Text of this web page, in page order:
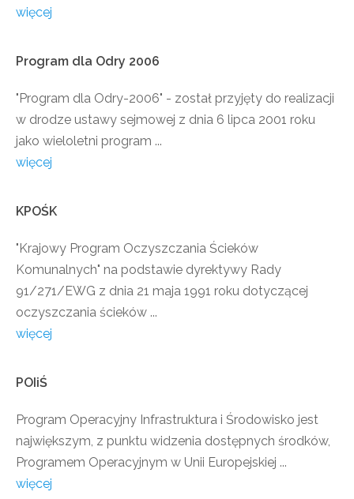
więcej
Program dla Odry 2006
"Program dla Odry-2006" - został przyjęty do realizacji
w drodze ustawy sejmowej z dnia 6 lipca 2001 roku
jako wieloletni program ...
więcej
KPOŚK
"Krajowy Program Oczyszczania Ścieków
Komunalnych" na podstawie dyrektywy Rady
91/271/EWG z dnia 21 maja 1991 roku dotyczącej
oczyszczania ścieków ...
więcej
POIiŚ
Program Operacyjny Infrastruktura i Środowisko jest
największym, z punktu widzenia dostępnych środków,
Programem Operacyjnym w Unii Europejskiej ...
więcej